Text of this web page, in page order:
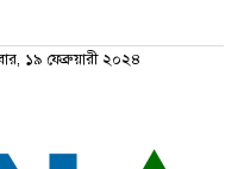
১৯ ফেব্রুয়ারী ২০২৪